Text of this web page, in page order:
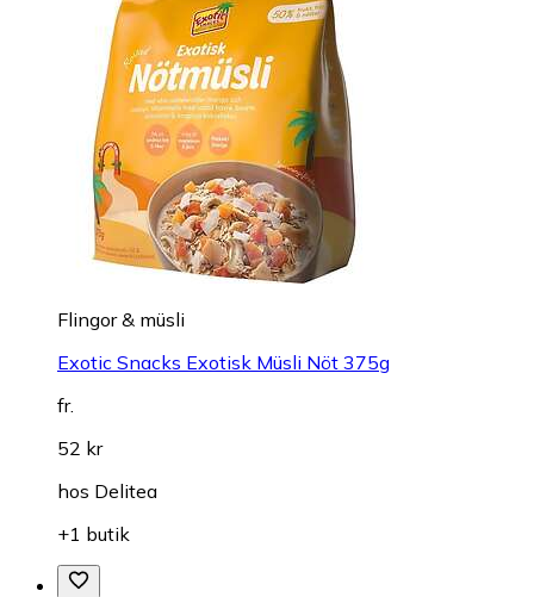
Flingor & müsli
Exotic Snacks Exotisk Müsli Nöt 375g
fr.
52 kr
hos Delitea
+1 butik